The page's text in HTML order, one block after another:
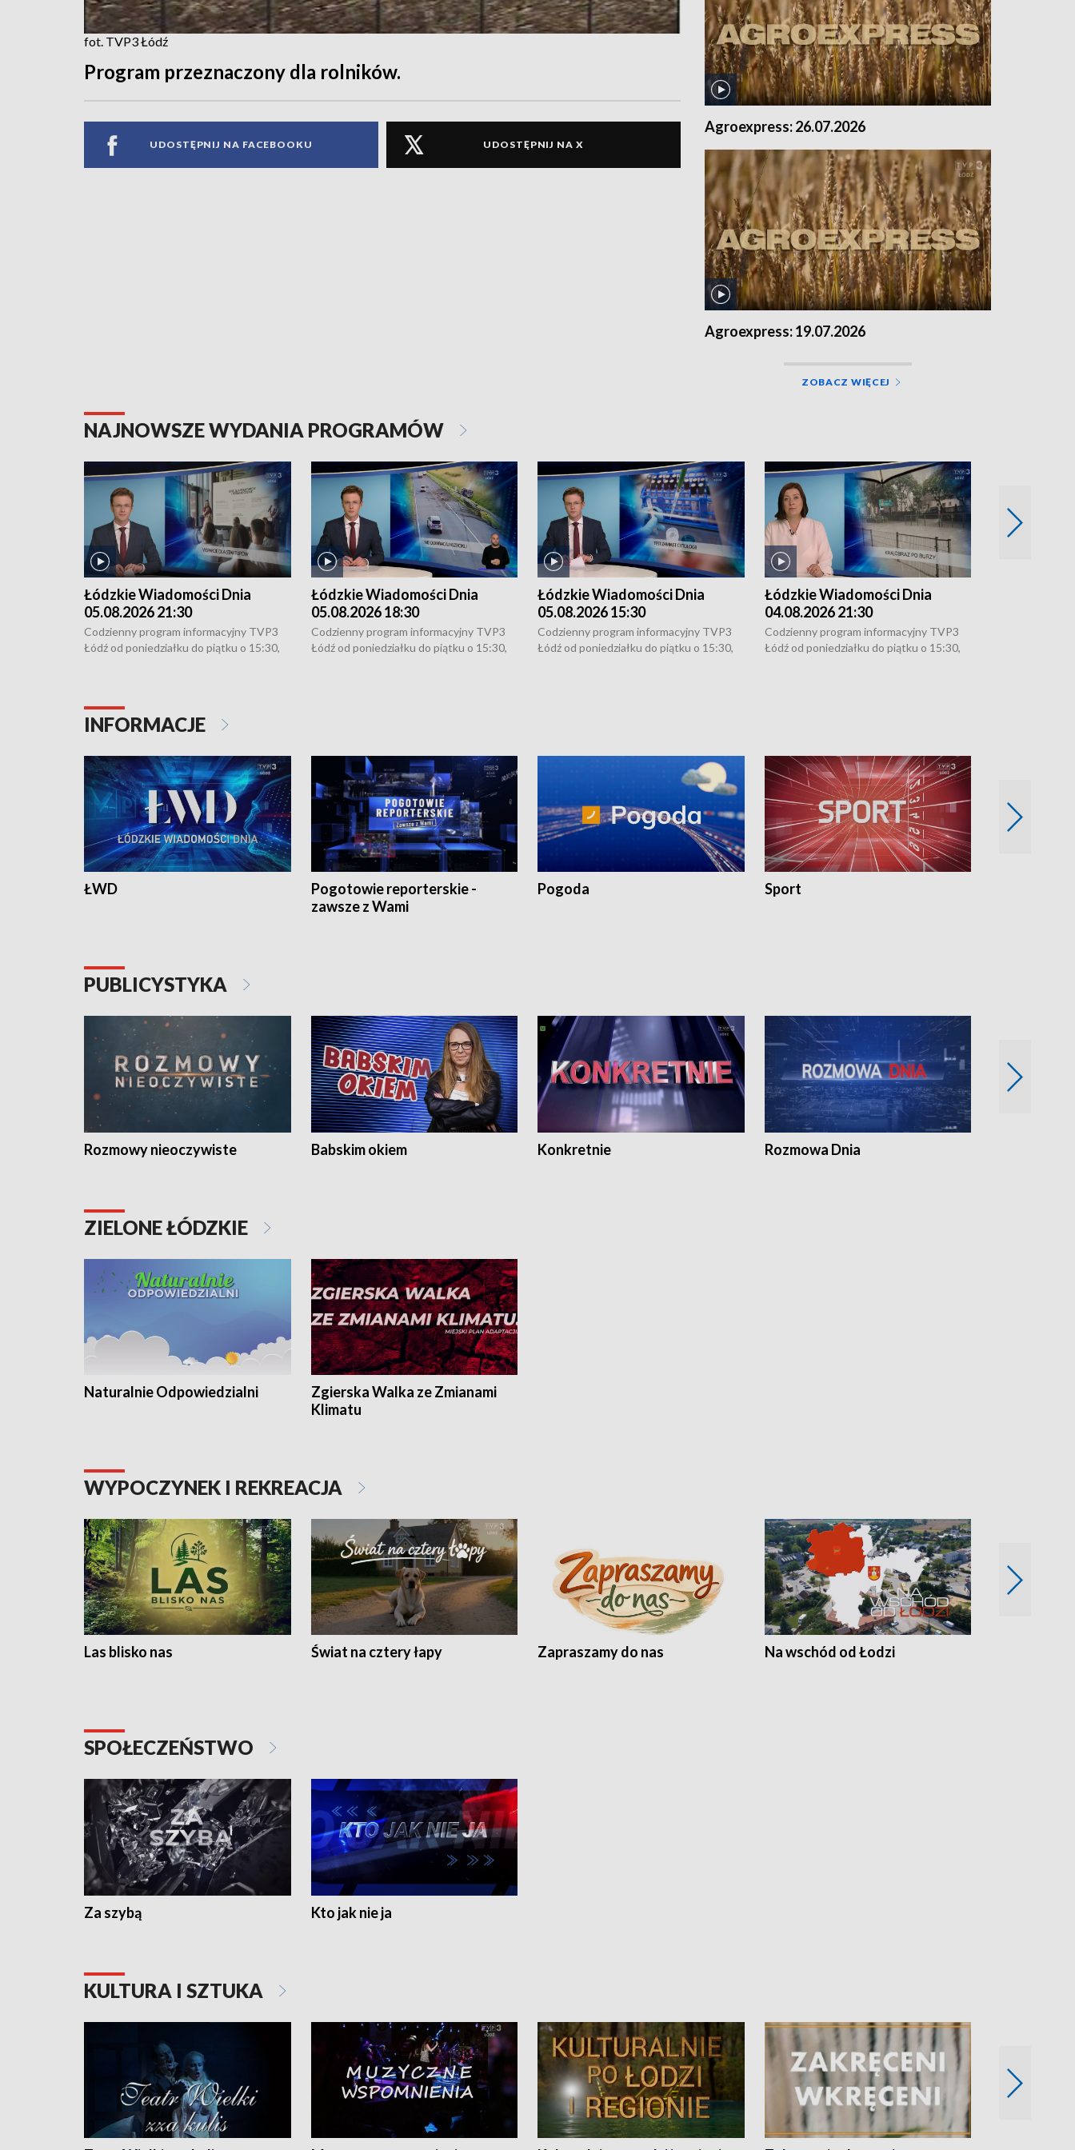
fot. TVP3 Łódź
Program przeznaczony dla rolników.
UDOSTĘPNIJ NA FACEBOOKU UDOSTĘPNIJ NA X
Agroexpress: 26.07.2026
Agroexpress: 19.07.2026
ZOBACZ WIĘCEJ
NAJNOWSZE WYDANIA PROGRAMÓW
Łódzkie Wiadomości Dnia
05.08.2026 21:30
Codzienny program informacyjny TVP3
Łódź od poniedziałku do piątku o 15:30,
Łódzkie Wiadomości Dnia
05.08.2026 18:30
Codzienny program informacyjny TVP3
Łódź od poniedziałku do piątku o 15:30,
Łódzkie Wiadomości Dnia
05.08.2026 15:30
Codzienny program informacyjny TVP3
Łódź od poniedziałku do piątku o 15:30,
Łódzkie Wiadomości Dnia
04.08.2026 21:30
Codzienny program informacyjny TVP3
Łódź od poniedziałku do piątku o 15:30,
INFORMACJE
ŁWD
Pogotowie reporterskie -
zawsze z Wami
Pogoda Sport
PUBLICYSTYKA
Rozmowy nieoczywiste Babskim okiem Konkretnie Rozmowa Dnia
ZIELONE ŁÓDZKIE
Naturalnie Odpowiedzialni
Zgierska Walka ze Zmianami
Klimatu
WYPOCZYNEK I REKREACJA
Las blisko nas Świat na cztery łapy Zapraszamy do nas Na wschód od Łodzi
SPOŁECZEŃSTWO
Za szybą Kto jak nie ja
KULTURA I SZTUKA